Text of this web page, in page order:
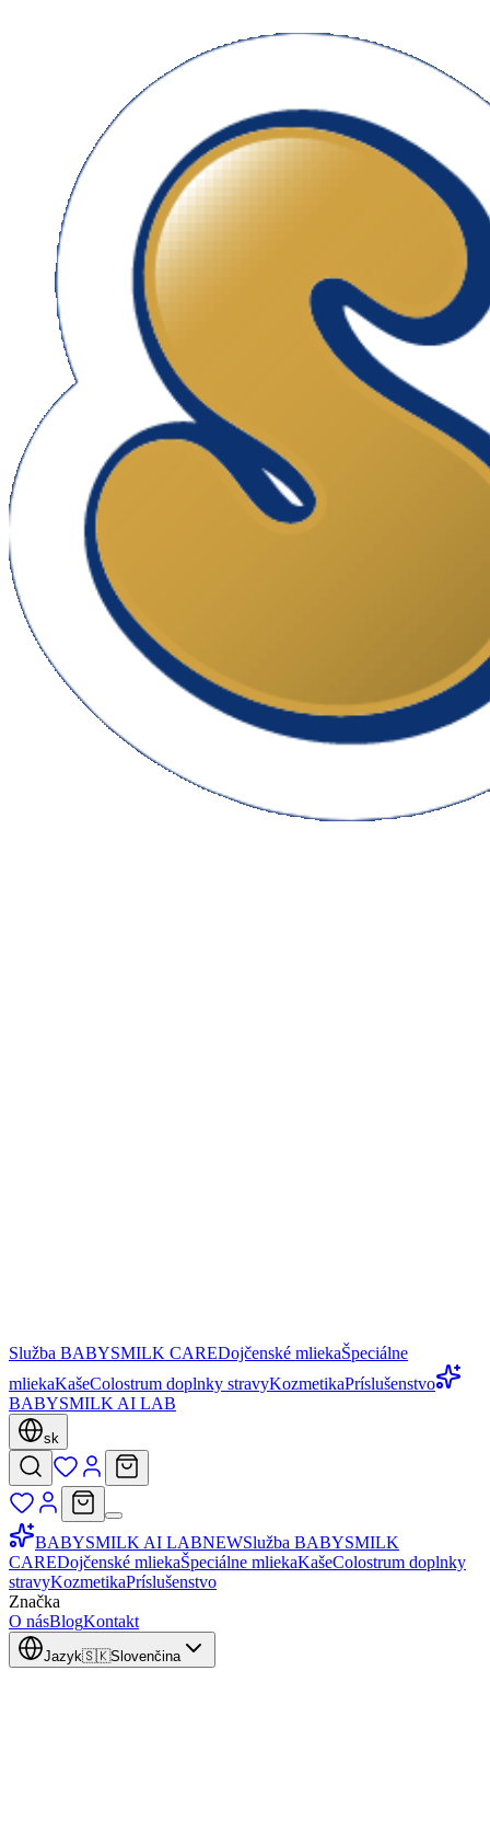
Služba BABYSMILK CAREDojčenské mliekaŠpeciálne
mliekaKašeColostrum doplnky stravyKozmetikaPríslušenstvo
BABYSMILK AI LAB
sk
BABYSMILK AI LABNEWSlužba BABYSMILK
CAREDojčenské mliekaŠpeciálne mliekaKašeColostrum doplnky
stravyKozmetikaPríslušenstvo
Značka
O násBlogKontakt
Jazyk🇸🇰Slovenčina